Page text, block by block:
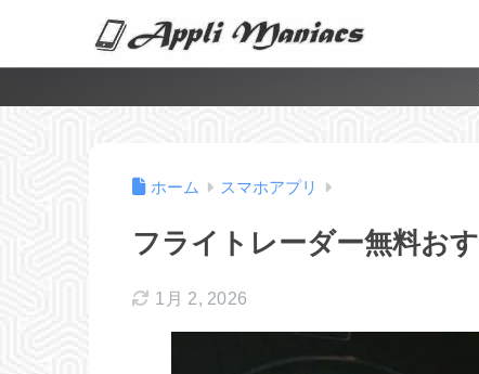
ホーム スマホアプリ
フライトレーダー無料お
1月 2, 2026